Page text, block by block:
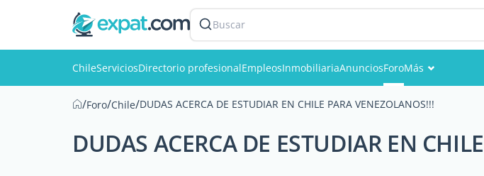
Buscar
ChileServiciosDirectorio profesionalEmpleosInmobiliariaAnunciosForoMás
Eventos
Miembros
/Foro/Chile/DUDAS ACERCA DE ESTUDIAR EN CHILE PARA VENEZOLANOS!!!
DUDAS ACERCA DE ESTUDIAR EN